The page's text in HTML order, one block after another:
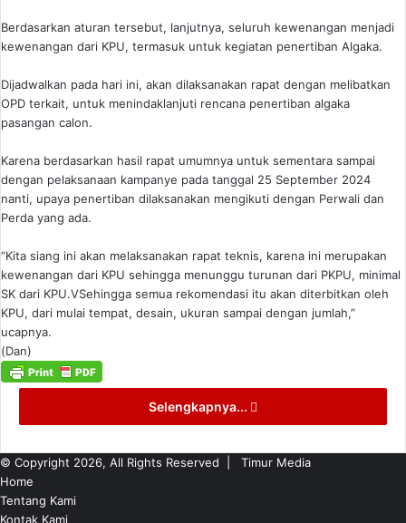
Berdasarkan aturan tersebut, lanjutnya, seluruh kewenangan menjadi
kewenangan dari KPU, termasuk untuk kegiatan penertiban Algaka.
Dijadwalkan pada hari ini, akan dilaksanakan rapat dengan melibatkan
OPD terkait, untuk menindaklanjuti rencana penertiban algaka
pasangan calon.
Karena berdasarkan hasil rapat umumnya untuk sementara sampai
dengan pelaksanaan kampanye pada tanggal 25 September 2024
nanti, upaya penertiban dilaksanakan mengikuti dengan Perwali dan
Perda yang ada.
“Kita siang ini akan melaksanakan rapat teknis, karena ini merupakan
kewenangan dari KPU sehingga menunggu turunan dari PKPU, minimal
SK dari KPU.VSehingga semua rekomendasi itu akan diterbitkan oleh
KPU, dari mulai tempat, desain, ukuran sampai dengan jumlah,”
ucapnya.
(Dan)
Selengkapnya...
© Copyright 2026, All Rights Reserved |
Timur Media
Home
Tentang Kami
Kontak Kami